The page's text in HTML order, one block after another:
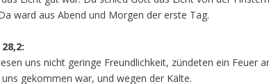
ward aus Abend und Morgen der erste Tag.
uns nicht geringe Freundlichkeit, zündeten ein Feuer
gekommen war, und wegen der Kälte.